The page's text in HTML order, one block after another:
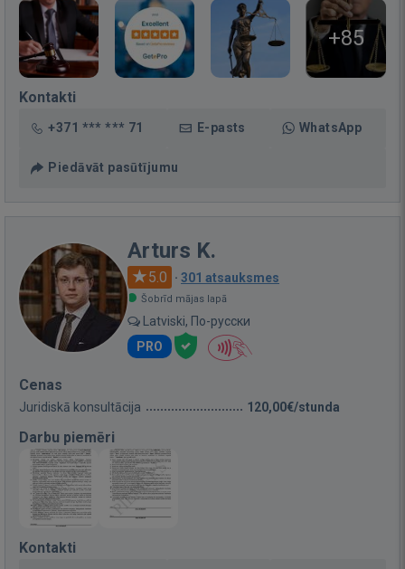
+85
Kontakti
+371 *** *** 71 E-pasts WhatsApp
Piedāvāt pasūtījumu
Arturs K.
5.0 · 301 atsauksmes
Šobrīd mājas lapā
Latviski, По-русски
PRO
Cenas
Juridiskā konsultācija 120,00€/stunda
Darbu piemēri
Kontakti